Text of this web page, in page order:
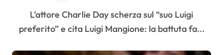
L’attore Charlie Day scherza sul “suo Luigi
preferito” e cita Luigi Mangione: la battuta fa...